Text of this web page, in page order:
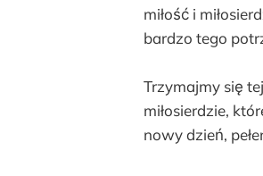
miłość i
bardzo tego
Trzymajmy się
miłosierdzie,
nowy dzień,